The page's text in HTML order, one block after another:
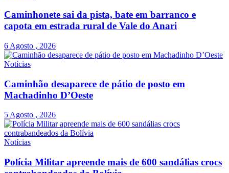
Caminhonete sai da pista, bate em barranco e
capota em estrada rural de Vale do Anari
6 Agosto , 2026
Notícias
Caminhão desaparece de pátio de posto em
Machadinho D’Oeste
5 Agosto , 2026
Notícias
Polícia Militar apreende mais de 600 sandálias crocs